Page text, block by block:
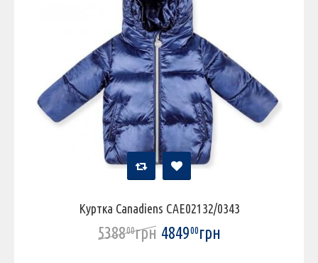
Куртка Canadiens CAE02132/0343
538800грн 484900грн